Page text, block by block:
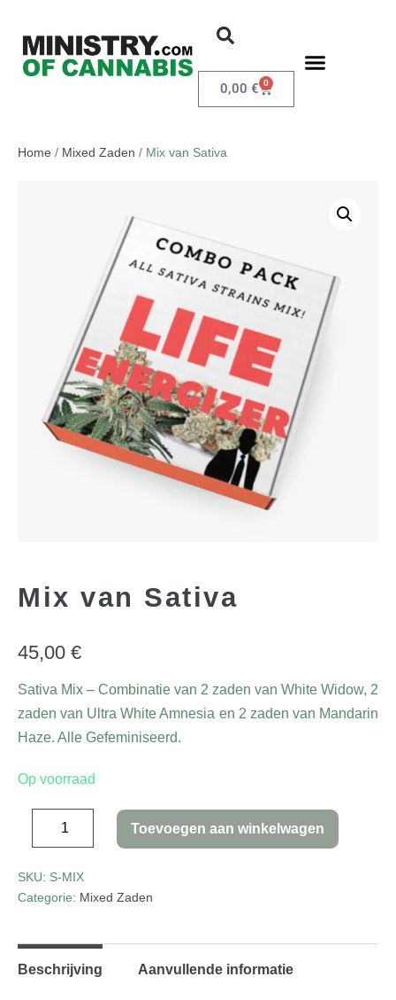
0,00 € 0
Home / Mixed Zaden / Mix van Sativa
Mix van Sativa
45,00 €
Sativa Mix – Combinatie van 2 zaden van White Widow, 2
zaden van Ultra White Amnesia en 2 zaden van Mandarin
Haze. Alle Gefeminiseerd.
Op voorraad
Toevoegen aan winkelwagen
SKU: S-MIX
Categorie: Mixed Zaden
Beschrijving Aanvullende informatie